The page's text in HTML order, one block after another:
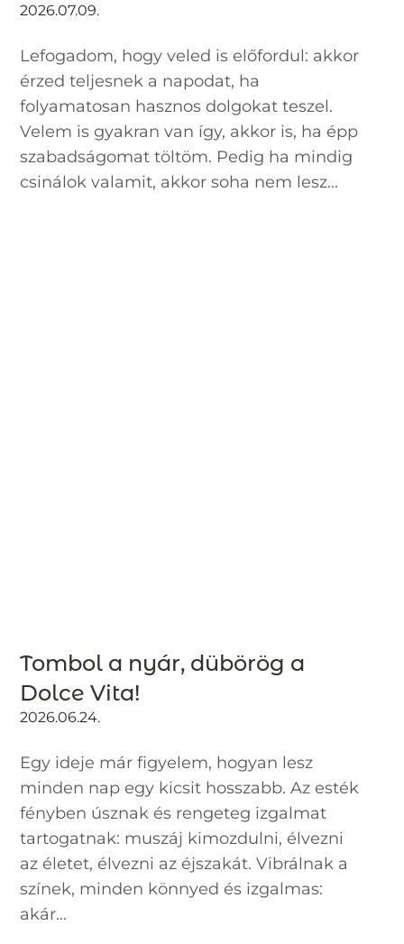
2026.07.09.
Lefogadom, hogy veled is előfordul: akkor
érzed teljesnek a napodat, ha
folyamatosan hasznos dolgokat teszel.
Velem is gyakran van így, akkor is, ha épp
szabadságomat töltöm. Pedig ha mindig
csinálok valamit, akkor soha nem lesz...
Tombol a nyár, dübörög a
Dolce Vita!
2026.06.24.
Egy ideje már figyelem, hogyan lesz
minden nap egy kicsit hosszabb. Az esték
fényben úsznak és rengeteg izgalmat
tartogatnak: muszáj kimozdulni, élvezni
az életet, élvezni az éjszakát. Vibrálnak a
színek, minden könnyed és izgalmas:
akár...